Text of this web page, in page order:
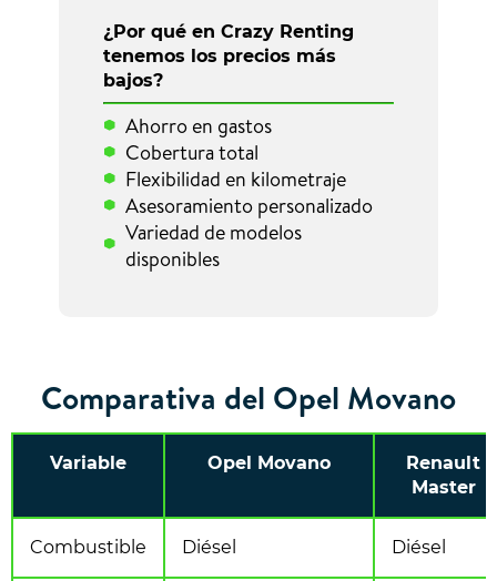
¿Por qué en Crazy Renting
tenemos los precios más
bajos?
Ahorro en gastos
Cobertura total
Flexibilidad en kilometraje
Asesoramiento personalizado
Variedad de modelos
disponibles
Comparativa del Opel Movano
Variable Opel Movano
Renault
Master
Combustible Diésel Diésel